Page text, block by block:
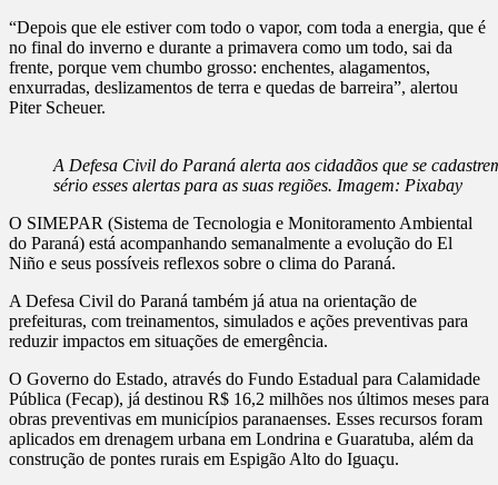
“Depois que ele estiver com todo o vapor, com toda a energia, que é
no final do inverno e durante a primavera como um todo, sai da
frente, porque vem chumbo grosso: enchentes, alagamentos,
enxurradas, deslizamentos de terra e quedas de barreira”, alertou
Piter Scheuer.
A Defesa Civil do Paraná alerta aos cidadãos que se
sério esses alertas para as suas regiões. Imagem: Pixabay
O SIMEPAR (Sistema de Tecnologia e Monitoramento Ambiental
do Paraná) está acompanhando semanalmente a evolução do El
Niño e seus possíveis reflexos sobre o clima do Paraná.
A Defesa Civil do Paraná também já atua na orientação de
prefeituras, com treinamentos, simulados e ações preventivas para
reduzir impactos em situações de emergência.
O Governo do Estado, através do Fundo Estadual para Calamidade
Pública (Fecap), já destinou R$ 16,2 milhões nos últimos meses para
obras preventivas em municípios paranaenses. Esses recursos foram
aplicados em drenagem urbana em Londrina e Guaratuba, além da
construção de pontes rurais em Espigão Alto do Iguaçu.